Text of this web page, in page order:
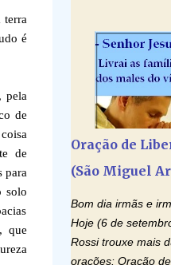
terra
é
pela
de
de
para
solo
que
o vosso Espírito e
renovareis a face
Deus, que
vossos fiéis com a
fazei que
gozemos sempre
Cristo, Senhor
céu e da terra; e
Filho, nosso
poder do Espí­rito
Oração de
(São Miguel
Bom dia irmãs e
Hoje (6 de
Rossi trouxe mais
orações: Oração